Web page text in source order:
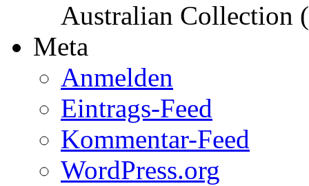
Australian Collection
Meta
Anmelden
Eintrags-Feed
Kommentar-Feed
WordPress.org